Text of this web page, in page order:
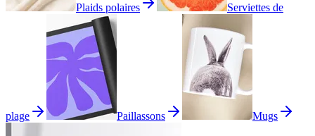
Plaids polaires Serviettes de
plage Paillassons Mugs